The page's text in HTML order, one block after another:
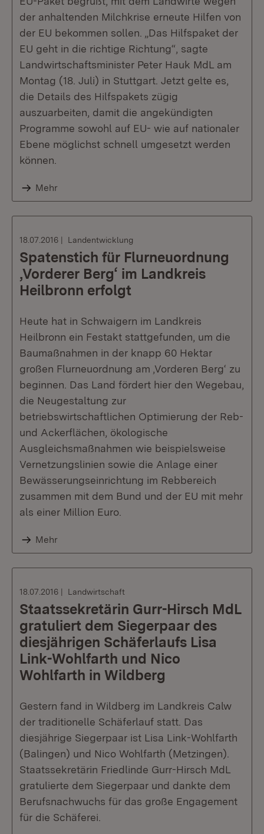
der anhaltenden Milchkrise erneute Hilfen von
der EU bekommen sollen. „Das Hilfspaket der
EU geht in die richtige Richtung“, sagte
Landwirtschaftsminister Peter Hauk MdL am
Montag (18. Juli) in Stuttgart. Jetzt gelte es,
die Details des Hilfspakets zügig
auszuarbeiten, damit die angekündigten
Programme sowohl auf EU- wie auf nationaler
Ebene möglichst schnell umgesetzt werden
können.
Mehr
18.07.2016 Landentwicklung
Spatenstich für Flurneuordnung
‚Vorderer Berg‘ im Landkreis
Heilbronn erfolgt
Heute hat in Schwaigern im Landkreis
Heilbronn ein Festakt stattgefunden, um die
Baumaßnahmen in der knapp 60 Hektar
großen Flurneuordnung am ‚Vorderen Berg‘ zu
beginnen. Das Land fördert hier den Wegebau,
die Neugestaltung zur
betriebswirtschaftlichen Optimierung der Reb-
und Ackerflächen, ökologische
Ausgleichsmaßnahmen wie beispielsweise
Vernetzungslinien sowie die Anlage einer
Bewässerungseinrichtung im Rebbereich
zusammen mit dem Bund und der EU mit mehr
als einer Million Euro.
Mehr
18.07.2016 Landwirtschaft
Staatssekretärin Gurr-Hirsch MdL
gratuliert dem Siegerpaar des
diesjährigen Schäferlaufs Lisa
Link-Wohlfarth und Nico
Wohlfarth in Wildberg
Gestern fand in Wildberg im Landkreis Calw
der traditionelle Schäferlauf statt. Das
diesjährige Siegerpaar ist Lisa Link-Wohlfarth
(Balingen) und Nico Wohlfarth (Metzingen).
Staatssekretärin Friedlinde Gurr-Hirsch MdL
gratulierte dem Siegerpaar und dankte dem
Berufsnachwuchs für das große Engagement
für die Schäferei.